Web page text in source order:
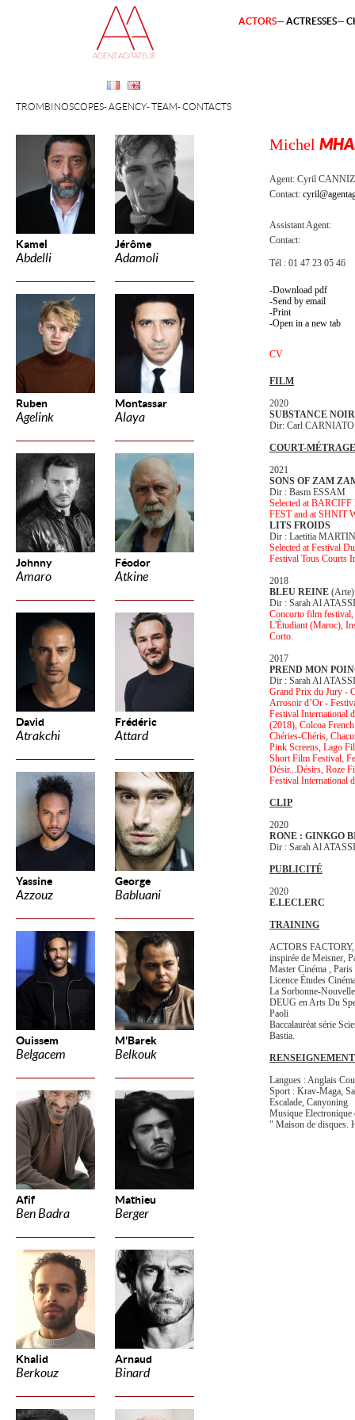
Kamel
Abdelli
Jérôme
Adamoli
Ruben
Agelink
Montassar
Alaya
Johnny
Amaro
Féodor
Atkine
David
Atrakchi
Frédéric
Attard
Yassine
Azzouz
George
Babluani
Ouissem
Belgacem
M'Barek
Belkouk
Afif
Ben Badra
Mathieu
Berger
Khalid
Berkouz
Arnaud
Binard
TROMBINOSCOPES AGENCY TEAM CONTACTS
ACTORS ACTRESSES
Michel
Agent: Cyril
Contact:
Assistant Agent:
Contact:
Tél : 01 47 23 05 46
Download pdf
Send by email
Print
Open in a new tab
CV
FILM
2020
SUBSTANCE
Dir: Carl CARNIATO
COURT-MÉTRAGE
2021
SONS OF ZAM
Dir : Basm ESSAM
Selected at
FEST and at SHNIT
LITS FROIDS
Dir : Laetitia
Selected at Festival
Festival Tous Courts
2018
BLEU REINE (Arte)
Dir : Sarah Al
Concorto film
L'Étudiant (Maroc),
Corto.
2017
PREND MON
Dir : Sarah Al ATASSI
Grand Prix du Jury -
Arrosoir d’Or -
Festival International
(2018), Colcoa
Chéries-Chéris,
Pink Screens, Lago
Short Film Festival,
Désir...Désirs, Roze
Festival International
CLIP
2020
RONE : GINKGO
Dir : Sarah Al
PUBLICITÉ
2020
E.LECLERC
TRAINING
ACTORS
inspirée de Meisner,
Master Cinéma ,
Licence Études
La Sorbonne-Nouvelle
DEUG en Arts Du
Paoli
Baccalauréat série
Bastia.
Langues : Anglais
Sport : Krav-Maga,
Escalade, Canyoning
Musique
" Maison de disques.